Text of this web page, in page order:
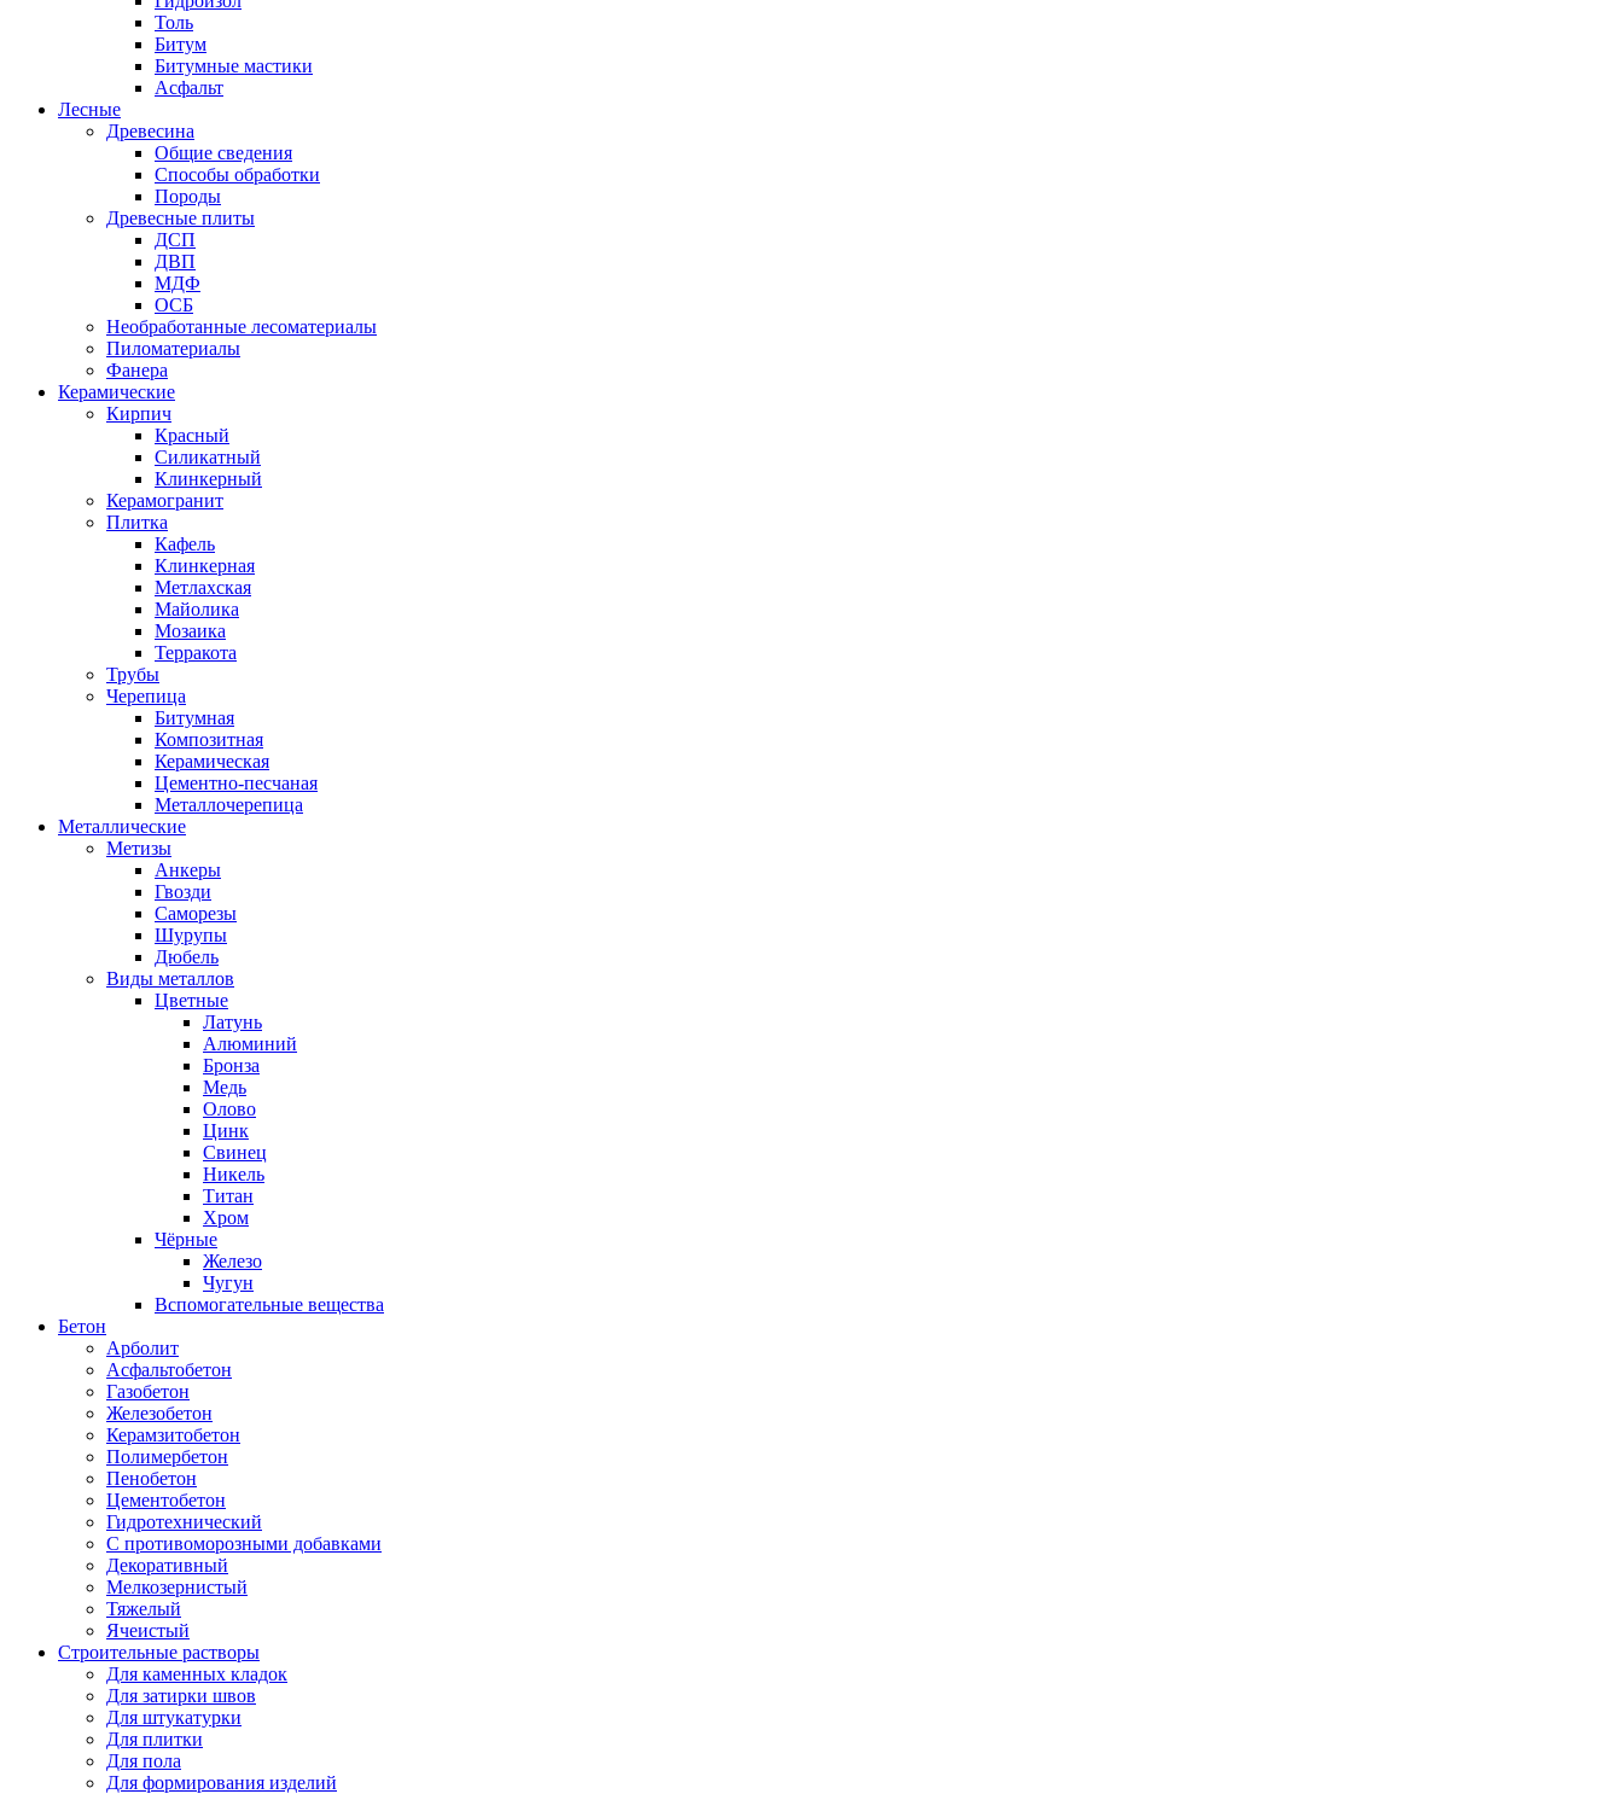
Толь
Битум
Битумные мастики
Асфальт
Лесные
Древесина
Общие сведения
Способы обработки
Породы
Древесные плиты
ДСП
ДВП
МДФ
ОСБ
Необработанные лесоматериалы
Пиломатериалы
Фанера
Керамические
Кирпич
Красный
Силикатный
Клинкерный
Керамогранит
Плитка
Кафель
Клинкерная
Метлахская
Майолика
Мозаика
Терракота
Трубы
Черепица
Битумная
Композитная
Керамическая
Цементно-песчаная
Металлочерепица
Металлические
Метизы
Анкеры
Гвозди
Саморезы
Шурупы
Дюбель
Виды металлов
Цветные
Латунь
Алюминий
Бронза
Медь
Олово
Цинк
Свинец
Никель
Титан
Хром
Чёрные
Железо
Чугун
Вспомогательные вещества
Бетон
Арболит
Асфальтобетон
Газобетон
Железобетон
Керамзитобетон
Полимербетон
Пенобетон
Цементобетон
Гидротехнический
C противоморозными добавками
Декоративный
Мелкозернистый
Тяжелый
Ячеистый
Строительные растворы
Для каменных кладок
Для затирки швов
Для штукатурки
Для плитки
Для пола
Для формирования изделий